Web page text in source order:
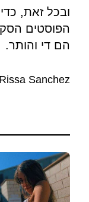
ובכל זאת,
הפוסטים
הם די והותר.
Rissa Sanchez